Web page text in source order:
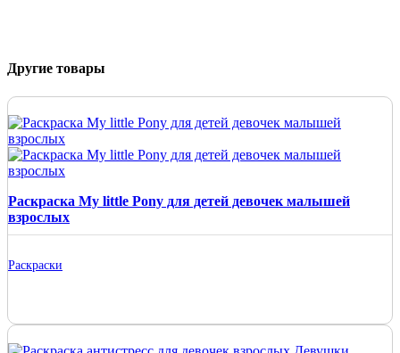
Другие товары
Раскраска My little Pony для детей девочек малышей
взрослых
Раскраски